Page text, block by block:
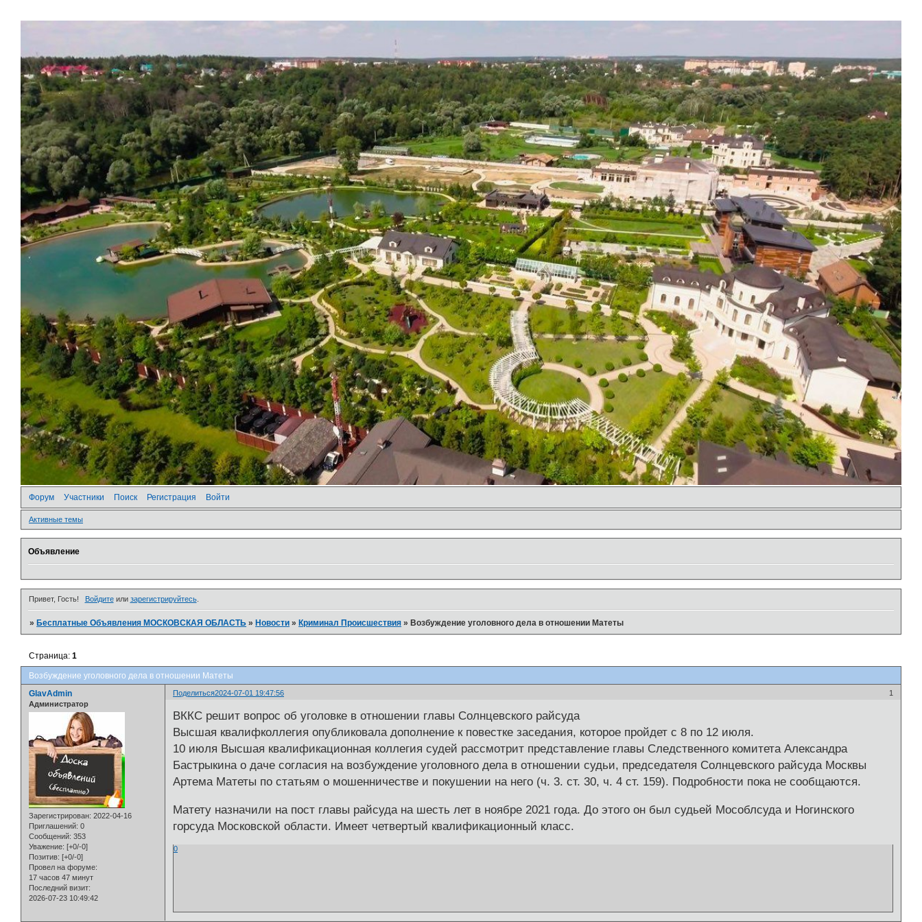
Форум Участники Поиск Регистрация Войти
Активные темы
Объявление
Привет, Гость! Войдитеили зарегистрируйтесь.
»Бесплатные Объявления МОСКОВСКАЯ ОБЛАСТЬ »Новости »Криминал Происшествия »Возбуждение уголовного дела в отношении Матеты
Возбуждение уголовного дела в отношении Матеты
Страница:1
Поделиться 1
2024-07-01 19:47:56
GlavAdmin
Администратор
Зарегистрирован: 2022-04-16
Приглашений: 0
Сообщений: 353
Уважение: [+0/-0]
Позитив: [+0/-0]
Провел на форуме:
17 часов 47 минут
Последний визит:
2026-07-23 10:49:42
ВККС решит вопрос об уголовке в отношении главы Солнцевского райсуда
Высшая квалифколлегия опубликовала дополнение к повестке заседания, которое пройдет с 8 по 12 июля.
10 июля Высшая квалификационная коллегия судей рассмотрит представление главы Следственного комитета Александра
Бастрыкина о даче согласия на возбуждение уголовного дела в отношении судьи, председателя Солнцевского райсуда Москвы
Артема Матеты по статьям о мошенничестве и покушении на него (ч. 3. ст. 30, ч. 4 ст. 159). Подробности пока не сообщаются.
Матету назначили на пост главы райсуда на шесть лет в ноябре 2021 года. До этого он был судьей Мособлсуда и Ногинского
горсуда Московской области. Имеет четвертый квалификационный класс.
0